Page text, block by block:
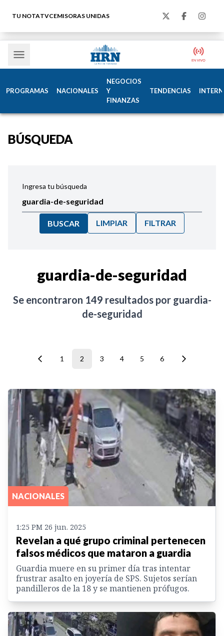
TU NOTATVCEMISORAS UNIDAS
PROGRAMAS NACIONALES
NEGOCIOS
Y
FINANZAS
TENDENCIAS
BÚSQUEDA
Ingresa tu búsqueda
BUSCAR LIMPIAR FILTRAR
guardia-de-seguridad
Se encontraron 149 resultados por guardia-
de-seguridad
1 2 3 4 5 6
NACIONALES
1:25 PM 26 jun. 2025
Revelan a qué grupo criminal pertenecen
falsos médicos que mataron a guardia
Guardia muere en su primer día tras intentar
frustrar asalto en joyería de SPS. Sujetos serían
pandilleros de la 18 y se mantienen prófugos.